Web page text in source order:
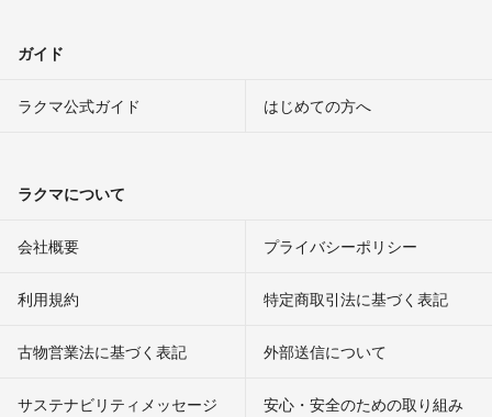
ガイド
ラクマ公式ガイド はじめての方へ
ラクマについて
会社概要 プライバシーポリシー
利用規約 特定商取引法に基づく表記
古物営業法に基づく表記 外部送信について
サステナビリティメッセージ 安心・安全のための取り組み